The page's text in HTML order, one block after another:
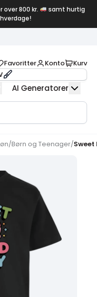
800 kr.
samt hurtig
Favoritter Konto Kurv
AI Generatorer
/Børn og Teenager/